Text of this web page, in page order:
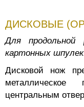
ДИСКОВЫЕ
Для продольной
картонных
Дисковой нож
центральным